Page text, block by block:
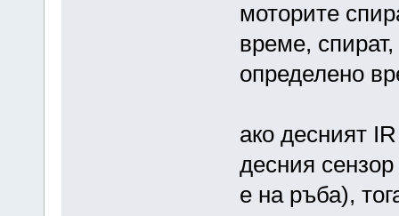
моторите
време,
определено
ако десният
десния
е на ръба),